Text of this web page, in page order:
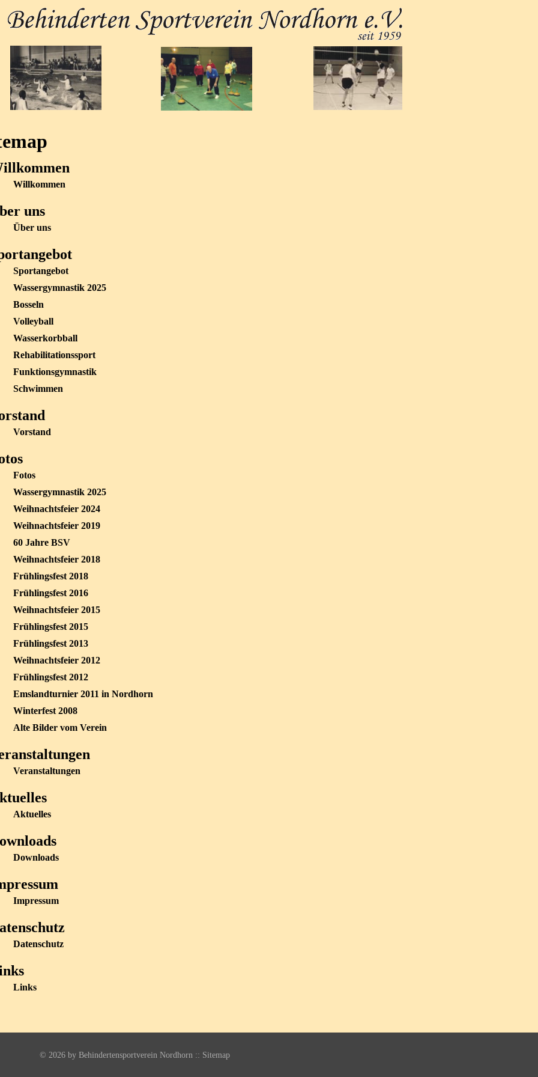
Willkommen
uns
Über uns
Sportangebot
Wassergymnastik 2025
Bosseln
Volleyball
Wasserkorbball
Rehabilitationssport
Funktionsgymnastik
Schwimmen
Vorstand
Fotos
Wassergymnastik 2025
Weihnachtsfeier 2024
Weihnachtsfeier 2019
60 Jahre BSV
Weihnachtsfeier 2018
Frühlingsfest 2018
Frühlingsfest 2016
Weihnachtsfeier 2015
Frühlingsfest 2015
Frühlingsfest 2013
Weihnachtsfeier 2012
Frühlingsfest 2012
Emslandturnier 2011 in Nordhorn
Winterfest 2008
Alte Bilder vom Verein
Veranstaltungen
Aktuelles
Downloads
Impressum
Datenschutz
Links
© 2026 by Behindertensportverein Nordhorn :: Sitemap